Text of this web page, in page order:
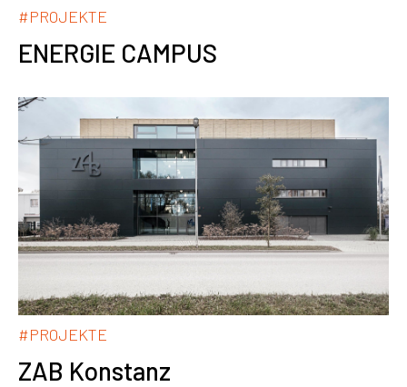
#PROJEKTE
ENERGIE CAMPUS
#PROJEKTE
ZAB Konstanz